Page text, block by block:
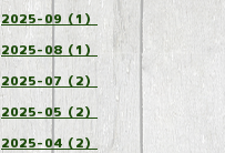
2025-09（1）
2025-08（1）
2025-07（2）
2025-05（2）
2025-04（2）